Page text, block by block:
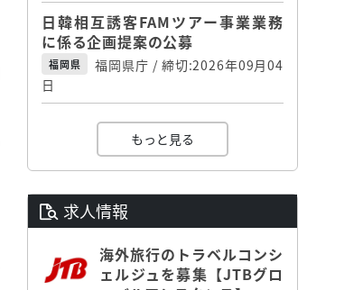
日韓相互誘客FAMツアー事業業務
に係る企画提案の公募
福岡県
福岡県庁 / 締切:2026年09月04
日
もっと見る
求人情報
海外旅行のトラベルコンシ
ェルジュを募集【JTBグロ